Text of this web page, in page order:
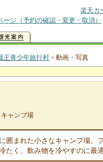
楽天カ
ージ（予約の確認・変更・取消）
王青少年旅行村 > 動画・写真
ャンプ場
囲まれた小さなキャンプ場。
たく、飲み物を冷やすのに最適